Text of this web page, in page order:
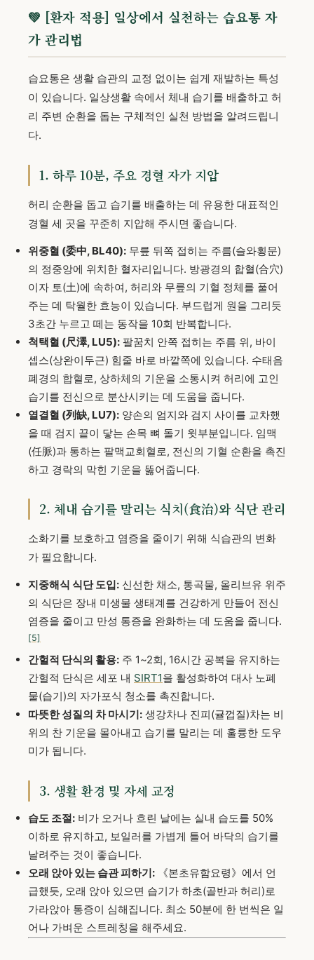
💚 [환자 적용] 일상에서 실천하는 습요통 자
가 관리법
습요통은 생활 습관의 교정 없이는 쉽게 재발하는 특성
이 있습니다. 일상생활 속에서 체내 습기를 배출하고 허
리 주변 순환을 돕는 구체적인 실천 방법을 알려드립니
다.
1. 하루 10분, 주요 경혈 자가 지압
허리 순환을 돕고 습기를 배출하는 데 유용한 대표적인
경혈 세 곳을 꾸준히 지압해 주시면 좋습니다.
위중혈 (委中, BL40): 무릎 뒤쪽 접히는 주름(슬와횡문)
의 정중앙에 위치한 혈자리입니다. 방광경의 합혈(合穴)
이자 토(土)에 속하여, 허리와 무릎의 기혈 정체를 풀어
주는 데 탁월한 효능이 있습니다. 부드럽게 원을 그리듯
3초간 누르고 떼는 동작을 10회 반복합니다.
척택혈 (尺澤, LU5): 팔꿈치 안쪽 접히는 주름 위, 바이
셉스(상완이두근) 힘줄 바로 바깥쪽에 있습니다. 수태음
폐경의 합혈로, 상하체의 기운을 소통시켜 허리에 고인
습기를 전신으로 분산시키는 데 도움을 줍니다.
열결혈 (列缺, LU7): 양손의 엄지와 검지 사이를 교차했
을 때 검지 끝이 닿는 손목 뼈 돌기 윗부분입니다. 임맥
(任脈)과 통하는 팔맥교회혈로, 전신의 기혈 순환을 촉진
하고 경락의 막힌 기운을 뚫어줍니다.
2. 체내 습기를 말리는 식치(食治)와 식단 관리
소화기를 보호하고 염증을 줄이기 위해 식습관의 변화
가 필요합니다.
지중해식 식단 도입: 신선한 채소, 통곡물, 올리브유 위주
의 식단은 장내 미생물 생태계를 건강하게 만들어 전신
염증을 줄이고 만성 통증을 완화하는 데 도움을 줍니다.
[5]
간헐적 단식의 활용: 주 1~2회, 16시간 공복을 유지하는
간헐적 단식은 세포 내 SIRT1을 활성화하여 대사 노폐
물(습기)의 자가포식 청소를 촉진합니다.
따뜻한 성질의 차 마시기: 생강차나 진피(귤껍질)차는 비
위의 찬 기운을 몰아내고 습기를 말리는 데 훌륭한 도우
미가 됩니다.
3. 생활 환경 및 자세 교정
습도 조절: 비가 오거나 흐린 날에는 실내 습도를 50%
이하로 유지하고, 보일러를 가볍게 틀어 바닥의 습기를
날려주는 것이 좋습니다.
오래 앉아 있는 습관 피하기: 《본초유함요령》에서 언
급했듯, 오래 앉아 있으면 습기가 하초(골반과 허리)로
가라앉아 통증이 심해집니다. 최소 50분에 한 번씩은 일
어나 가벼운 스트레칭을 해주세요.